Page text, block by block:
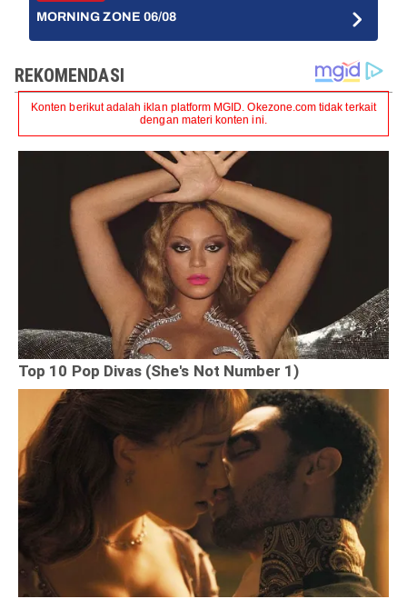
MORNING ZONE 06/08